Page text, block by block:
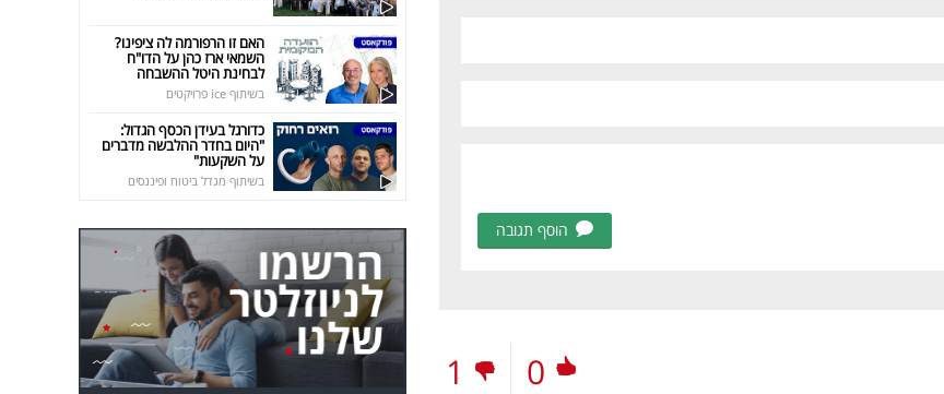
הוסף תגובה
0
1
האם זו הרפורמה לה ציפינו?
השמאי ארז כהן על הדו"ח
לבחינת היטל ההשבחה
בשיתוף ice פרויקטים
כדורגל בעידן הכסף הגדול:
"היום בחדר ההלבשה מדברים
על השקעות"
בשיתוף מגדל ביטוח ופיננסים